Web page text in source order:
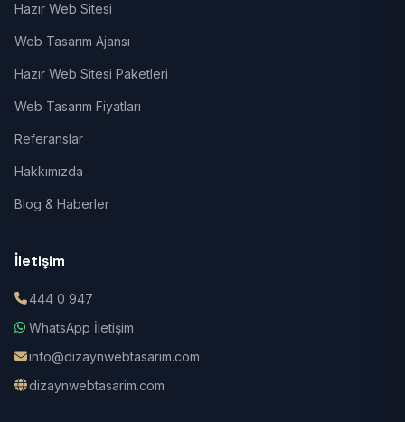
Hazır Web Sitesi
Web Tasarım Ajansı
Hazır Web Sitesi Paketleri
Web Tasarım Fiyatları
Referanslar
Hakkımızda
Blog & Haberler
İletişim
444 0 947
WhatsApp İletişim
info@dizaynwebtasarim.com
dizaynwebtasarim.com